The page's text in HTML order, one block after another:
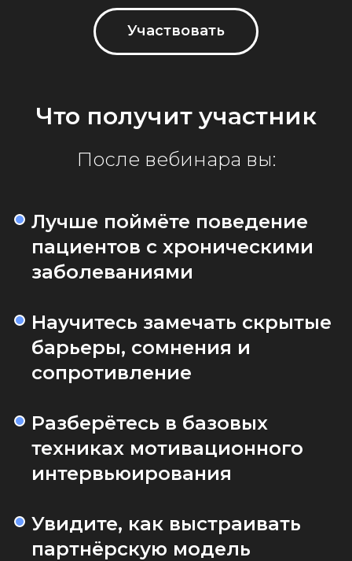
Участвовать
Что получит участник
После вебинара вы:
Лучше поймёте поведение
пациентов с хроническими
заболеваниями
Научитесь замечать скрытые
барьеры, сомнения и
сопротивление
Разберётесь в базовых
техниках мотивационного
интервьюирования
Увидите, как выстраивать
партнёрскую модель